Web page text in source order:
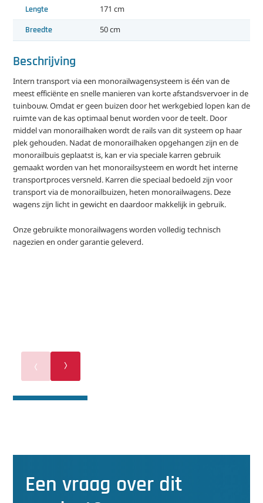
Lengte 171 cm
Breedte 50 cm
Beschrijving
Intern transport via een monorailwagensysteem is één van de
meest efficiënte en snelle manieren van korte afstandsvervoer in de
tuinbouw. Omdat er geen buizen door het werkgebied lopen kan de
ruimte van de kas optimaal benut worden voor de teelt. Door
middel van monorailhaken wordt de rails van dit systeem op haar
plek gehouden. Nadat de monorailhaken opgehangen zijn en de
monorailbuis geplaatst is, kan er via speciale karren gebruik
gemaakt worden van het monorailsysteem en wordt het interne
transportproces versneld. Karren die speciaal bedoeld zijn voor
transport via de monorailbuizen, heten monorailwagens. Deze
wagens zijn licht in gewicht en daardoor makkelijk in gebruik.
Onze gebruikte monorailwagens worden volledig technisch
nagezien en onder garantie geleverd.
Een vraag over dit